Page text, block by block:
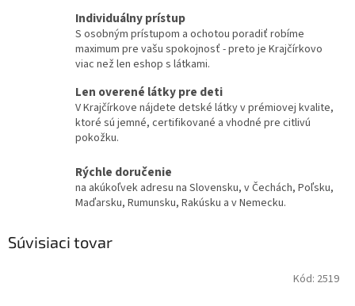
Individuálny prístup
S osobným prístupom a ochotou poradiť robíme
maximum pre vašu spokojnosť - preto je Krajčírkovo
viac než len eshop s látkami.
Len overené látky pre deti
V Krajčírkove nájdete detské látky v prémiovej kvalite,
ktoré sú jemné, certifikované a vhodné pre citlivú
pokožku.
Rýchle doručenie
na akúkoľvek adresu na Slovensku, v Čechách, Poľsku,
Maďarsku, Rumunsku, Rakúsku a v Nemecku.
Súvisiaci tovar
Kód: 2519